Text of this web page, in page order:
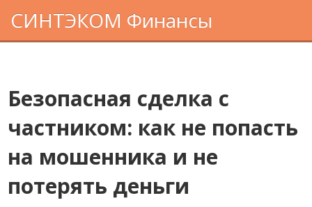
СИНТЭКОМ Финансы
Безопасная сделка с
частником: как не попасть
на мошенника и не
потерять деньги